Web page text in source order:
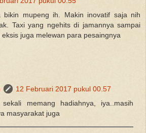
bikin mupeng ih. Makin inovatif saja nih
Taxi yang ngehits di jamannya sampai
juga melewan para pesaingnya
12 Februari 2017 pukul 00.57
sekali memang hadiahnya, iya..masih
masyarakat juga